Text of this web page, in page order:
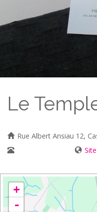
Le
Rue Albert Ansiau 12,
+
-